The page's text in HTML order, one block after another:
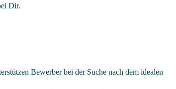
Dir.
Bewerber bei der Suche nach dem idealen